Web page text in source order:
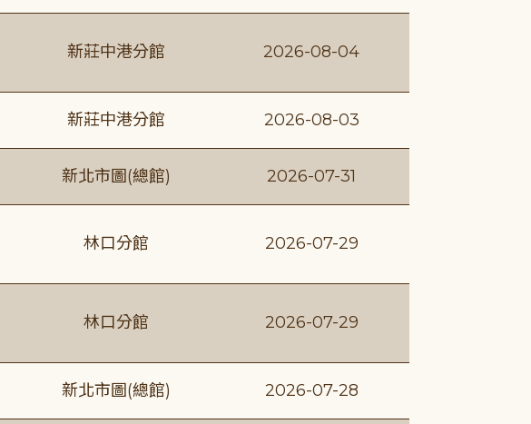
新莊中港分館 2026-08-04
新莊中港分館 2026-08-03
新北市圖(總館) 2026-07-31
林口分館 2026-07-29
林口分館 2026-07-29
新北市圖(總館) 2026-07-28